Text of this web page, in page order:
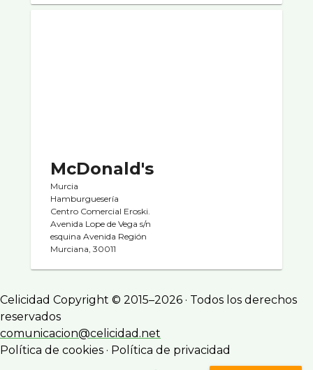
McDonald's
Murcia
Hamburgueserí­a
Centro Comercial Eroski.
Avenida Lope de Vega s/n
esquina Avenida Región
Murciana, 30011
Celicidad Copyright © 2015–2026 · Todos los derechos
reservados
comunicacion@celicidad.net
Política de cookies · Política de privacidad